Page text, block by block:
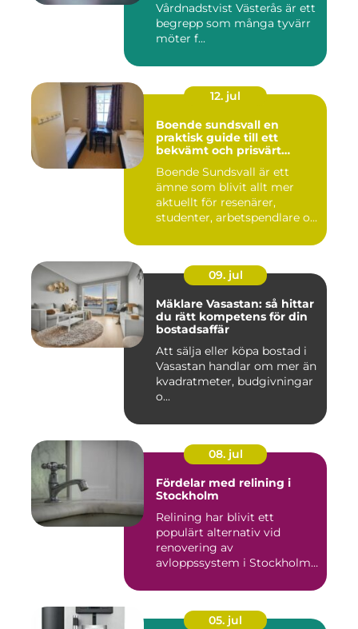
Vårdnadstvist Västerås är ett
begrepp som många tyvärr
möter f...
12. jul
Boende sundsvall en
praktisk guide till ett
bekvämt och prisvärt
Boende Sundsvall är ett
ämne som blivit allt mer
aktuellt för resenärer,
studenter, arbetspendlare o...
09. jul
Mäklare Vasastan: så hittar
du rätt kompetens för din
bostadsaffär
Att sälja eller köpa bostad i
Vasastan handlar om mer än
kvadratmeter, budgivningar
o...
08. jul
Fördelar med relining i
Stockholm
Relining har blivit ett
populärt alternativ vid
renovering av
avloppssystem i Stockholm.
05. jul